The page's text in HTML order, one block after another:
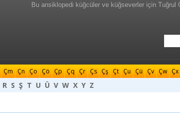
Bu ansiklopedi küğcüler ve küğseverler için Tuğrul
Çm Çn Ço Çö Çp Çq Çr Çs Çş Çt Çu Çü Çv Çw Çx
R S Ş T U Ü V W X Y Z